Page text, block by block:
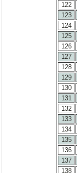
122
123
124
125
126
127
128
129
130
131
132
133
134
135
136
137
138